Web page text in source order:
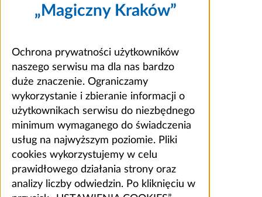
„Magiczny Kraków”
Ochrona prywatności użytkowników
naszego serwisu ma dla nas bardzo
duże znaczenie. Ograniczamy
wykorzystanie i zbieranie informacji o
użytkownikach serwisu do niezbędnego
minimum wymaganego do świadczenia
usług na najwyższym poziomie. Pliki
cookies wykorzystujemy w celu
prawidłowego działania strony oraz
analizy liczby odwiedzin. Po kliknięciu w